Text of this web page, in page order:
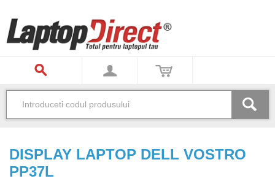
DISPLAY LAPTOP DELL VOSTRO
PP37L